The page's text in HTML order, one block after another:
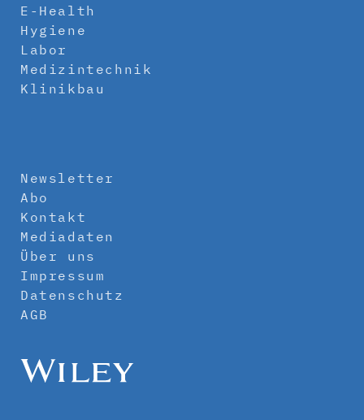
E-Health
Hygiene
Labor
Medizintechnik
Klinikbau
Newsletter
Abo
Kontakt
Mediadaten
Über uns
Impressum
Datenschutz
AGB